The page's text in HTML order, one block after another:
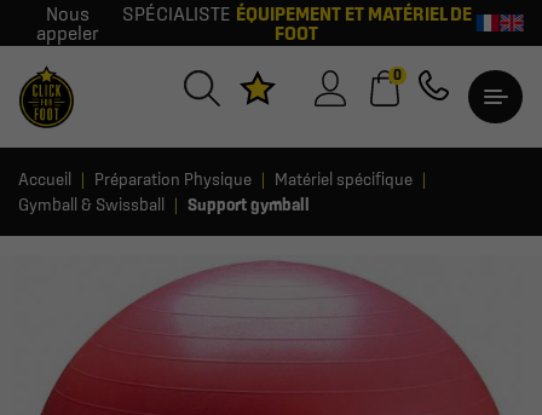
Nous
appeler
SPÉCIALISTE ÉQUIPEMENT ET MATÉRIEL DE
FOOT
0
Accueil Préparation Physique
Matériel spécifique
Gymball & Swissball
Support gymball